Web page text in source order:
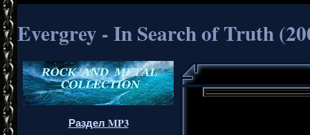
Evergrey - In Search of Truth
Раздел MP3